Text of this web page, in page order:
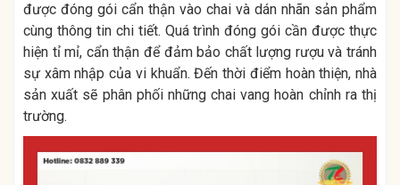
được đóng gói cẩn thận vào chai và dán nhãn sản phẩm
cùng thông tin chi tiết. Quá trình đóng gói cần được thực
hiện tỉ mỉ, cẩn thận để đảm bảo chất lượng rượu và tránh
sự xâm nhập của vi khuẩn. Đến thời điểm hoàn thiện, nhà
sản xuất sẽ phân phối những chai vang hoàn chỉnh ra thị
trường.